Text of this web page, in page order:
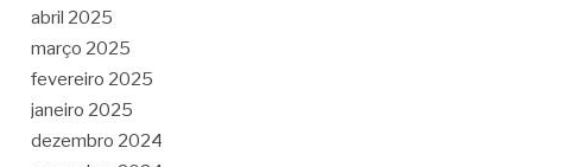
abril 2025
março 2025
fevereiro 2025
janeiro 2025
dezembro 2024